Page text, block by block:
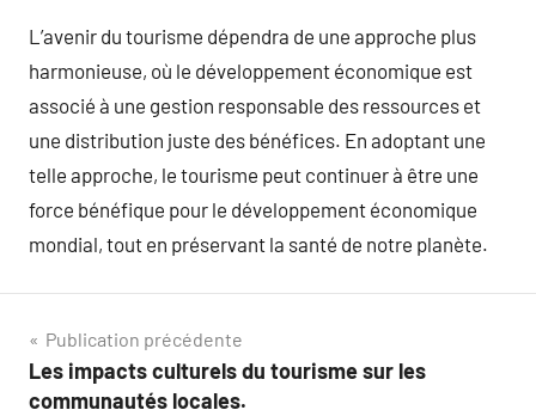
L’avenir du tourisme dépendra de une approche plus
harmonieuse, où le développement économique est
associé à une gestion responsable des ressources et
une distribution juste des bénéfices. En adoptant une
telle approche, le tourisme peut continuer à être une
force bénéfique pour le développement économique
mondial, tout en préservant la santé de notre planète.
Navigation
de
Publication précédente
Les impacts culturels du tourisme sur les
communautés locales.